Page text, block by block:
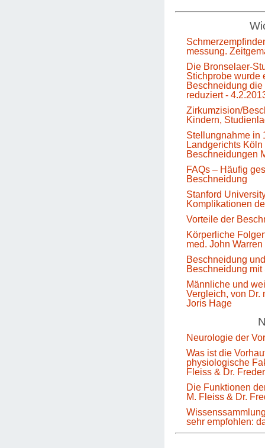
messung.
Die Bronselaer-
Stichprobe wurde
Beschneidung
reduziert -
Zirkumzision/
Kindern,
Stellungnahme in
Landgerichts
Beschneidungen
FAQs – Häufig
Beschneidung
Stanford
Komplikationen
Vorteile der
Körperliche
med. John Warren
Beschneidung
Beschneidung
Männliche und
Vergleich, von Dr.
Joris Hage
Neurologie der
Was ist die
physiologische
Fleiss & Dr.
Die Funktionen
M. Fleiss & Dr.
sehr empfohlen: